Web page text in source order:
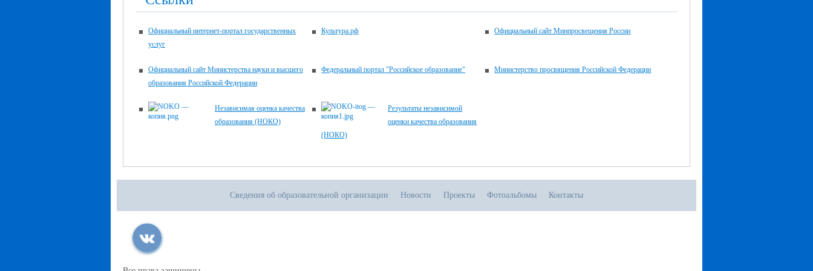
Официальный интернет-портал государственных
услуг
Культура.рф Официальный сайт Минпросвещения России
Официальный сайт Министерства науки и высшего
образования Российской Федерации
Федеральный портал "Российское образование" Министерство просвящения Российской Федерации
Независимая оценка качества
образования (НОКО)
Результаты независимой
оценки качества образования
(НОКО)
Сведения об образовательной организации Новости Проекты Фотоальбомы Контакты